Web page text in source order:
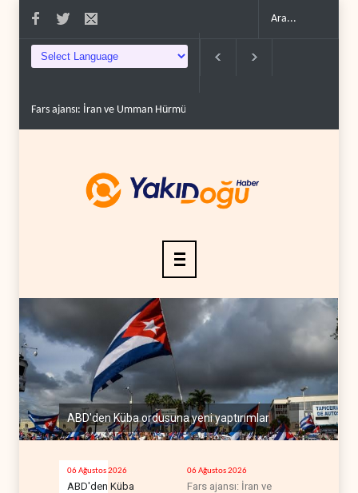
Fars ajansı: İran ve Umman Hürmüz Boğazı için geçiş..
ABD'den Küba ordusuna yeni yaptırımlar
06 Ağustos 2026
ABD'den Küba
06 Ağustos 2026
Fars ajansı: İran ve